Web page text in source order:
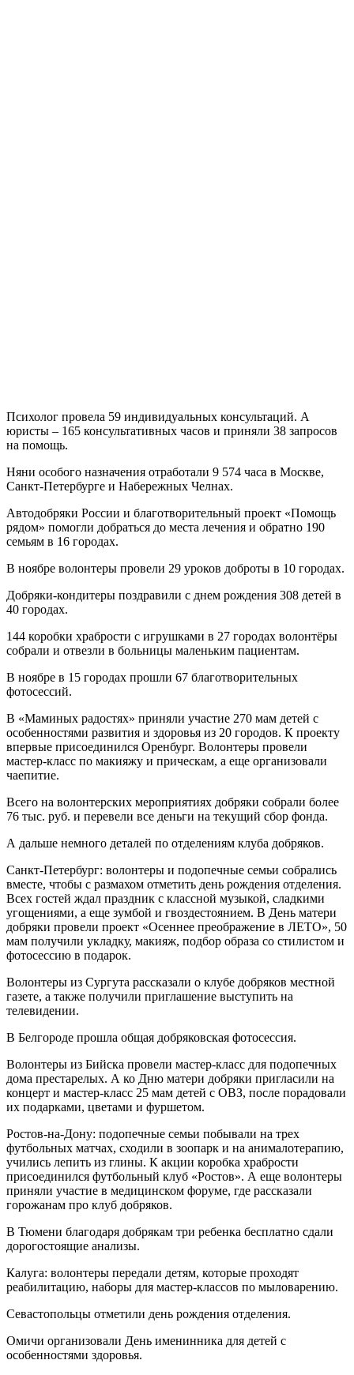
Психолог провела 59 индивидуальных консультаций. А
юристы – 165 консультативных часов и приняли 38 запросов
на помощь.
Няни особого назначения отработали 9 574 часа в Москве,
Санкт-Петербурге и Набережных Челнах.
Автодобряки России и благотворительный проект «Помощь
рядом» помогли добраться до места лечения и обратно 190
семьям в 16 городах.
В ноябре волонтеры провели 29 уроков доброты в 10 городах.
Добряки-кондитеры поздравили с днем рождения 308 детей в
40 городах.
144 коробки храбрости с игрушками в 27 городах волонтёры
собрали и отвезли в больницы маленьким пациентам.
В ноябре в 15 городах прошли 67 благотворительных
фотосессий.
В «Маминых радостях» приняли участие 270 мам детей с
особенностями развития и здоровья из 20 городов. К проекту
впервые присоединился Оренбург. Волонтеры провели
мастер-класс по макияжу и прическам, а еще организовали
чаепитие.
Всего на волонтерских мероприятиях добряки собрали более
76 тыс. руб. и перевели все деньги на текущий сбор фонда.
А дальше немного деталей по отделениям клуба добряков.
Санкт-Петербург: волонтеры и подопечные семьи собрались
вместе, чтобы с размахом отметить день рождения отделения.
Всех гостей ждал праздник с классной музыкой, сладкими
угощениями, а еще зумбой и гвоздестоянием. В День матери
добряки провели проект «Осеннее преображение в ЛЕТО», 50
мам получили укладку, макияж, подбор образа со стилистом и
фотосессию в подарок.
Волонтеры из Сургута рассказали о клубе добряков местной
газете, а также получили приглашение выступить на
телевидении.
В Белгороде прошла общая добряковская фотосессия.
Волонтеры из Бийска провели мастер-класс для подопечных
дома престарелых. А ко Дню матери добряки пригласили на
концерт и мастер-класс 25 мам детей с ОВЗ, после порадовали
их подарками, цветами и фуршетом.
Ростов-на-Дону: подопечные семьи побывали на трех
футбольных матчах, сходили в зоопарк и на анималотерапию,
учились лепить из глины. К акции коробка храбрости
присоединился футбольный клуб «Ростов». А еще волонтеры
приняли участие в медицинском форуме, где рассказали
горожанам про клуб добряков.
В Тюмени благодаря добрякам три ребенка бесплатно сдали
дорогостоящие анализы.
Калуга: волонтеры передали детям, которые проходят
реабилитацию, наборы для мастер-классов по мыловарению.
Севастопольцы отметили день рождения отделения.
Омичи организовали День именинника для детей с
особенностями здоровья.